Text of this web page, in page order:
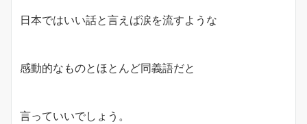
日本ではいい話と言えば涙を流すような
感動的なものとほとんど同義語だと
言っていいでしょう。